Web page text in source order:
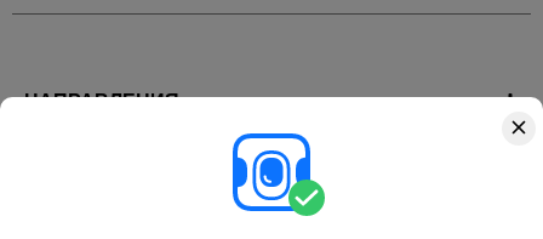
НАПРАВЛЕНИЯ